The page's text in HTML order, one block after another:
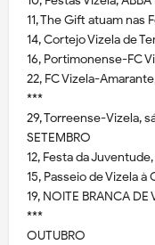
11, The Gift atuam nas
14, Cortejo Vizela de
16, Portimonense-FC
22, FC Vizela-
***
29, Torreense-Vizela,
SETEMBRO
12, Festa da
15, Passeio de Vizela à
19, NOITE BRANCA DE
***
OUTUBRO